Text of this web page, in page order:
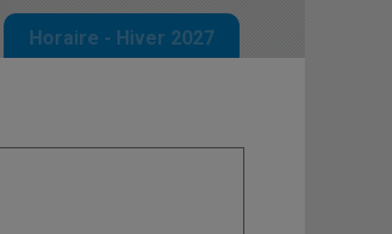
Horaire - Hiver 2027